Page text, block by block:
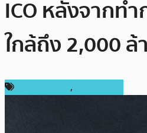
ICO หลังจากท
ใกล้ถึง 2,000
,